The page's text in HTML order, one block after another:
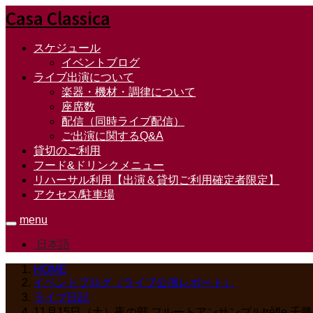
Casa Classica
スケジュール
イベントブログ
ライブ出演について
楽器・機材・調律について
座席数
配信（同時ライブ配信）
ご出演に関するQ&A
貸切のご利用
フード&ドリンクメニュー
リハーサル利用【出演＆貸切ご利用確定者限定】
アクセス/駐車場
menu
日本語
HOME
イベントブログ（ライブ公演レポート）
ライブ日記